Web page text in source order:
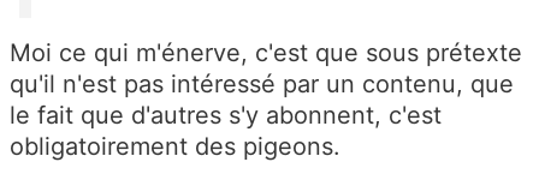
Moi ce qui m'énerve, c'est que sous prétexte
qu'il n'est pas intéressé par un contenu, que
le fait que d'autres s'y abonnent, c'est
obligatoirement des pigeons.